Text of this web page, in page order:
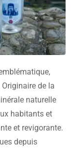
de la
naturelle
habitants et
et revigorante.
depuis